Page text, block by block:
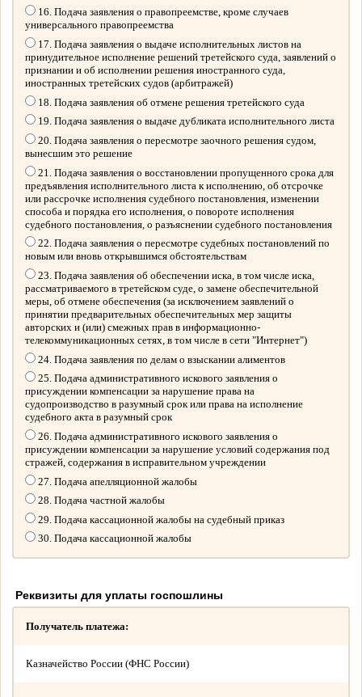
16. Подача заявления о правопреемстве, кроме случаев
универсального правопреемства
17. Подача заявления о выдаче исполнительных листов на
принудительное исполнение решений третейского суда, заявлений о
признании и об исполнении решения иностранного суда,
иностранных третейских судов (арбитражей)
18. Подача заявления об отмене решения третейского суда
19. Подача заявления о выдаче дубликата исполнительного листа
20. Подача заявления о пересмотре заочного решения судом,
вынесшим это решение
21. Подача заявления о восстановлении пропущенного срока для
предъявления исполнительного листа к исполнению, об отсрочке
или рассрочке исполнения судебного постановления, изменении
способа и порядка его исполнения, о повороте исполнения
судебного постановления, о разъяснении судебного постановления
22. Подача заявления о пересмотре судебных постановлений по
новым или вновь открывшимся обстоятельствам
23. Подача заявления об обеспечении иска, в том числе иска,
рассматриваемого в третейском суде, о замене обеспечительной
меры, об отмене обеспечения (за исключением заявлений о
принятии предварительных обеспечительных мер защиты
авторских и (или) смежных прав в информационно-
телекоммуникационных сетях, в том числе в сети "Интернет")
24. Подача заявления по делам о взыскании алиментов
25. Подача административного искового заявления о
присуждении компенсации за нарушение права на
судопроизводство в разумный срок или права на исполнение
судебного акта в разумный срок
26. Подача административного искового заявления о
присуждении компенсации за нарушение условий содержания под
стражей, содержания в исправительном учреждении
27. Подача апелляционной жалобы
28. Подача частной жалобы
29. Подача кассационной жалобы на судебный приказ
30. Подача кассационной жалобы
Реквизиты для уплаты госпошлины
Получатель платежа:
Казначейство России (ФНС России)